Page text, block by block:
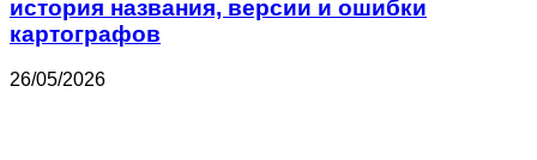
история названия, версии и ошибки
картографов
26/05/2026